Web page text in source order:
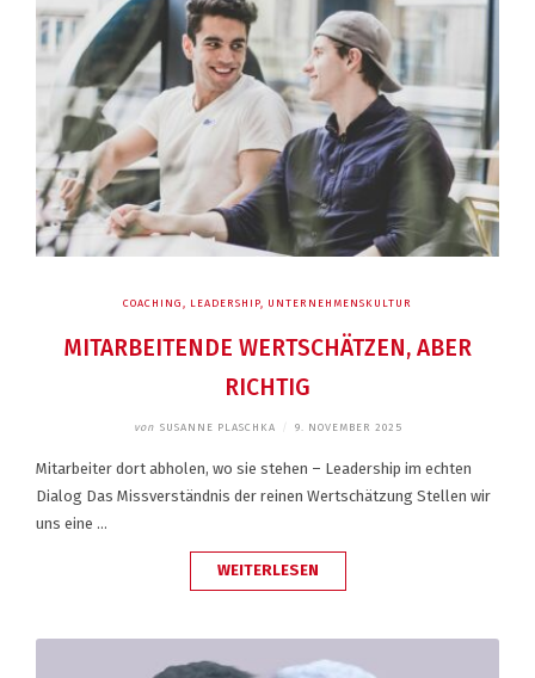
COACHING LEADERSHIP UNTERNEHMENSKULTUR
MITARBEITENDE WERTSCHÄTZEN, ABER
RICHTIG
von SUSANNE PLASCHKA 9. NOVEMBER 2025
Mitarbeiter dort abholen, wo sie stehen – Leadership im echten
Dialog Das Missverständnis der reinen Wertschätzung Stellen wir
uns eine …
WEITERLESEN„MITARBEITENDE